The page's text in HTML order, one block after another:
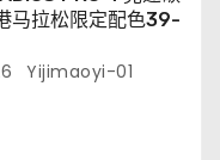
马拉松限定配色39-
Yijimaoyi-01